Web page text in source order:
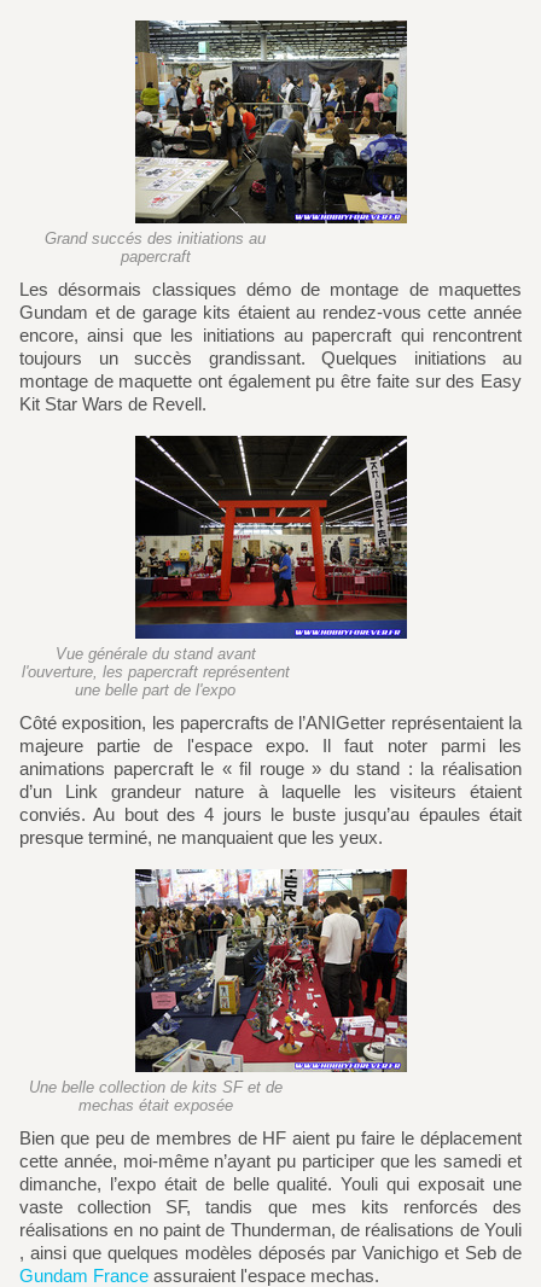
Grand succés des initiations au
papercraft
Les désormais classiques démo de montage de maquettes
Gundam et de garage kits étaient au rendez-vous cette année
encore, ainsi que les initiations au papercraft qui rencontrent
toujours un succès grandissant. Quelques initiations au
montage de maquette ont également pu être faite sur des Easy
Kit Star Wars de Revell.
Vue générale du stand avant
l'ouverture, les papercraft représentent
une belle part de l'expo
Côté exposition, les papercrafts de l’ANIGetter représentaient la
majeure partie de l'espace expo. Il faut noter parmi les
animations papercraft le « fil rouge » du stand : la réalisation
d’un Link grandeur nature à laquelle les visiteurs étaient
conviés. Au bout des 4 jours le buste jusqu’au épaules était
presque terminé, ne manquaient que les yeux.
Une belle collection de kits SF et de
mechas était exposée
Bien que peu de membres de HF aient pu faire le déplacement
cette année, moi-même n’ayant pu participer que les samedi et
dimanche, l’expo était de belle qualité. Youli qui exposait une
vaste collection SF, tandis que mes kits renforcés des
réalisations en no paint de Thunderman, de réalisations de Youli
, ainsi que quelques modèles déposés par Vanichigo et Seb de
Gundam France assuraient l'espace mechas.